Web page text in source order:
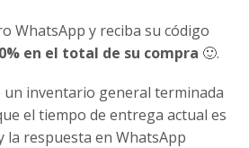
WhatsApp y reciba su código
en el total de su compra 🙂.
un inventario general terminada
el tiempo de entrega actual es
la respuesta en WhatsApp